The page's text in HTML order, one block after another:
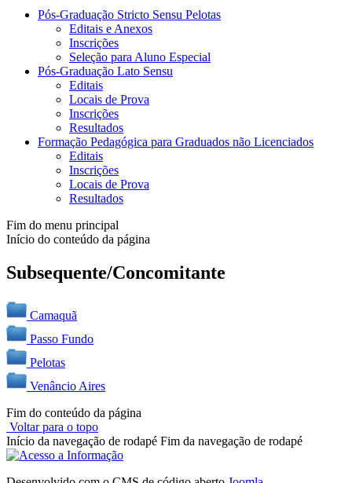
Pós-Graduação Stricto Sensu Pelotas
Editais e Anexos
Inscrições
Seleção para Aluno Especial
Pós-Graduação Lato Sensu
Editais
Locais de Prova
Inscrições
Resultados
Formação Pedagógica para Graduados não Licenciados
Editais
Inscrições
Locais de Prova
Resultados
Fim do menu principal
Início do conteúdo da página
Subsequente/Concomitante
Camaquã
Passo Fundo
Pelotas
Venâncio Aires
Fim do conteúdo da página
Voltar para o topo
Início da navegação de rodapé Fim da navegação de rodapé